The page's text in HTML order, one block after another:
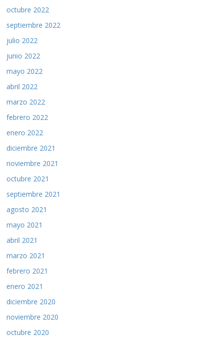
octubre 2022
septiembre 2022
julio 2022
junio 2022
mayo 2022
abril 2022
marzo 2022
febrero 2022
enero 2022
diciembre 2021
noviembre 2021
octubre 2021
septiembre 2021
agosto 2021
mayo 2021
abril 2021
marzo 2021
febrero 2021
enero 2021
diciembre 2020
noviembre 2020
octubre 2020